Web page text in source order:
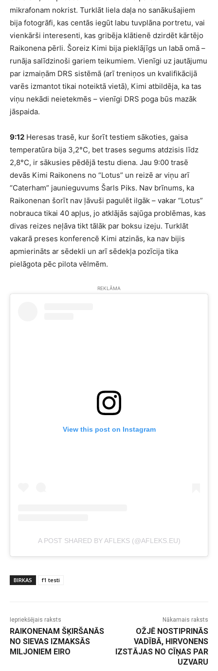
mikrafonam nokrist. Turklāt liela daļa no sanākušajiem
bija fotogrāfi, kas centās iegūt labu tuvplāna portretu, vai
vienkārši interesenti, kas gribēja klātienē dzirdēt kārtējo
Raikonena pērli. Šoreiz Kimi bija pieklājīgs un labā omā –
runāja salīdzinoši gariem teikumiem. Vienīgi uz jautājumu
par izmaiņām DRS sistēmā (arī treniņos un kvalifikācijā
varēs izmantot tikai noteiktā vietā), Kimi atbildēja, ka tas
viņu nekādi neietekmēs – vienīgi DRS poga būs mazāk
jāspaida.
9:12 Heresas trasē, kur šorīt testiem sākoties, gaisa
temperatūra bija 3,2°C, bet trases segums atdzisis līdz
2,8°C, ir sākusies pēdējā testu diena. Jau 9:00 trasē
devās Kimi Raikonens no “Lotus” un reizē ar viņu arī
“Caterham” jaunieguvums Šarls Piks. Nav brīnums, ka
Raikonenan šorīt nav ļāvuši pagulēt ilgāk – vakar “Lotus”
nobrauca tikai 40 apļus, jo atklājās sajūga problēmas, kas
divas reizes neļāva tikt tālāk par boksu izeju. Turklāt
vakarā preses konferencē Kimi atzinās, ka nav bijis
apmierināts ar sēdekli un arī sēdekļa pozīcija tika
pielāgota pēc pilota vēlmēm.
REKLĀMA
View this post on Instagram
A POST SHARED BY AFLEKS (@AFLEKS.EU)
BIRKAS f1 testi
Iepriekšējais raksts
RAIKONENAM ŠĶIRŠANĀS
NO SIEVAS IZMAKSĀS
MILJONIEM EIRO
Nākamais raksts
OŽJĒ NOSTIPRINĀS
VADĪBĀ, HIRVONENS
IZSTĀJAS NO CĪŅAS PAR
UZVARU